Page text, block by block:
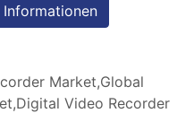
Market,Global
Video Recorder